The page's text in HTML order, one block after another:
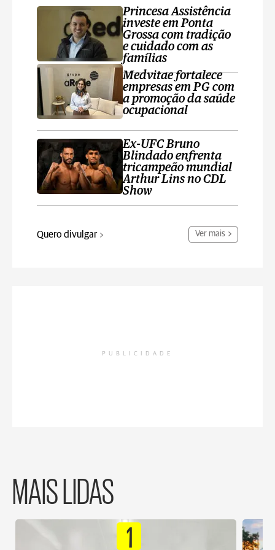
Princesa Assistência
investe em Ponta
Grossa com tradição
e cuidado com as
famílias
Medvitae fortalece
empresas em PG com
a promoção da saúde
ocupacional
Ex-UFC Bruno
Blindado enfrenta
tricampeão mundial
Arthur Lins no CDL
Show
Quero divulgar Ver mais
PUBLICIDADE
MAIS LIDAS
1